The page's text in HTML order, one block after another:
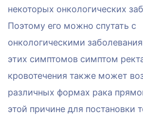
некоторых онкологических
Поэтому его можно спутать с
онкологическими
этих симптомов симптом
кровотечения также может
различных формах рака
этой причине для постановки